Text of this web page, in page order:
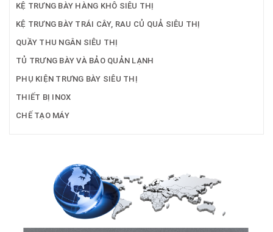
KỆ TRƯNG BÀY HÀNG KHÔ SIÊU THỊ
KỆ TRƯNG BÀY TRÁI CÂY, RAU CỦ QUẢ SIÊU THỊ
QUẦY THU NGÂN SIÊU THỊ
TỦ TRƯNG BÀY VÀ BẢO QUẢN LẠNH
PHỤ KIỆN TRƯNG BÀY SIÊU THỊ
THIẾT BỊ INOX
CHẾ TẠO MÁY